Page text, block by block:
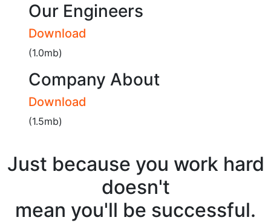
Our Engineers
Download
(1.0mb)
Company About
Download
(1.5mb)
Just because you work hard
doesn't
mean you'll be successful.